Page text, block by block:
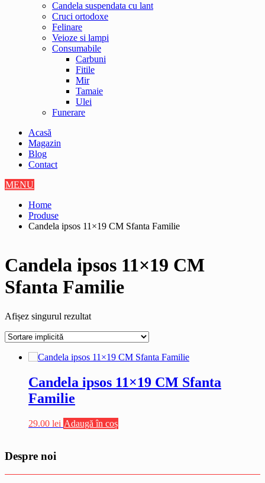
Candela suspendata cu lant
Cruci ortodoxe
Felinare
Veioze si lampi
Consumabile
Carbuni
Fitile
Mir
Tamaie
Ulei
Funerare
Acasă
Magazin
Blog
Contact
MENU
Home
Produse
Candela ipsos 11×19 CM Sfanta Familie
Candela ipsos 11×19 CM
Sfanta Familie
Afișez singurul rezultat
Candela ipsos 11×19 CM Sfanta
Familie
29.00 lei Adaugă în coș
Despre noi